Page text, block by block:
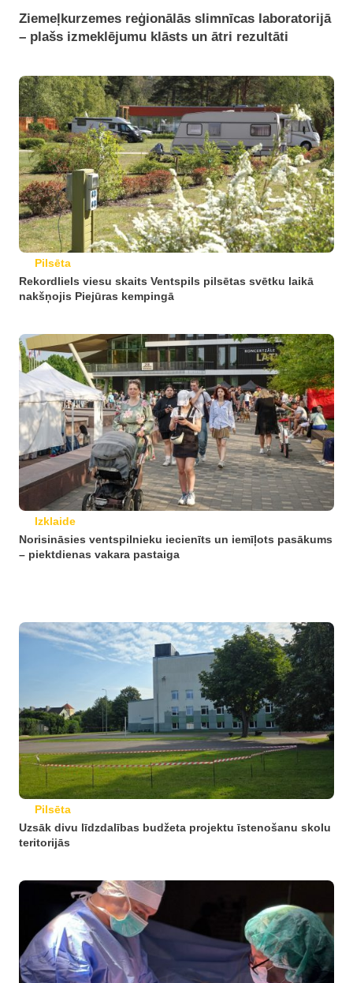
Ziemeļkurzemes reģionālās slimnīcas laboratorijā
– plašs izmeklējumu klāsts un ātri rezultāti
Pilsēta
Rekordliels viesu skaits Ventspils pilsētas svētku laikā
nakšņojis Piejūras kempingā
Izklaide
Norisināsies ventspilnieku iecienīts un iemīļots pasākums
– piektdienas vakara pastaiga
Pilsēta
Uzsāk divu līdzdalības budžeta projektu īstenošanu skolu
teritorijās